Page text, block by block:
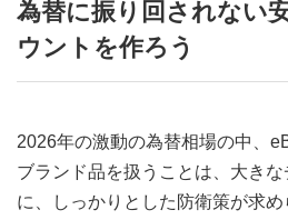
為替に振り回されない
ウントを作ろう
2026年の激動の為替相場の中、
ブランド品を扱うことは、大き
に、しっかりとした防衛策が求